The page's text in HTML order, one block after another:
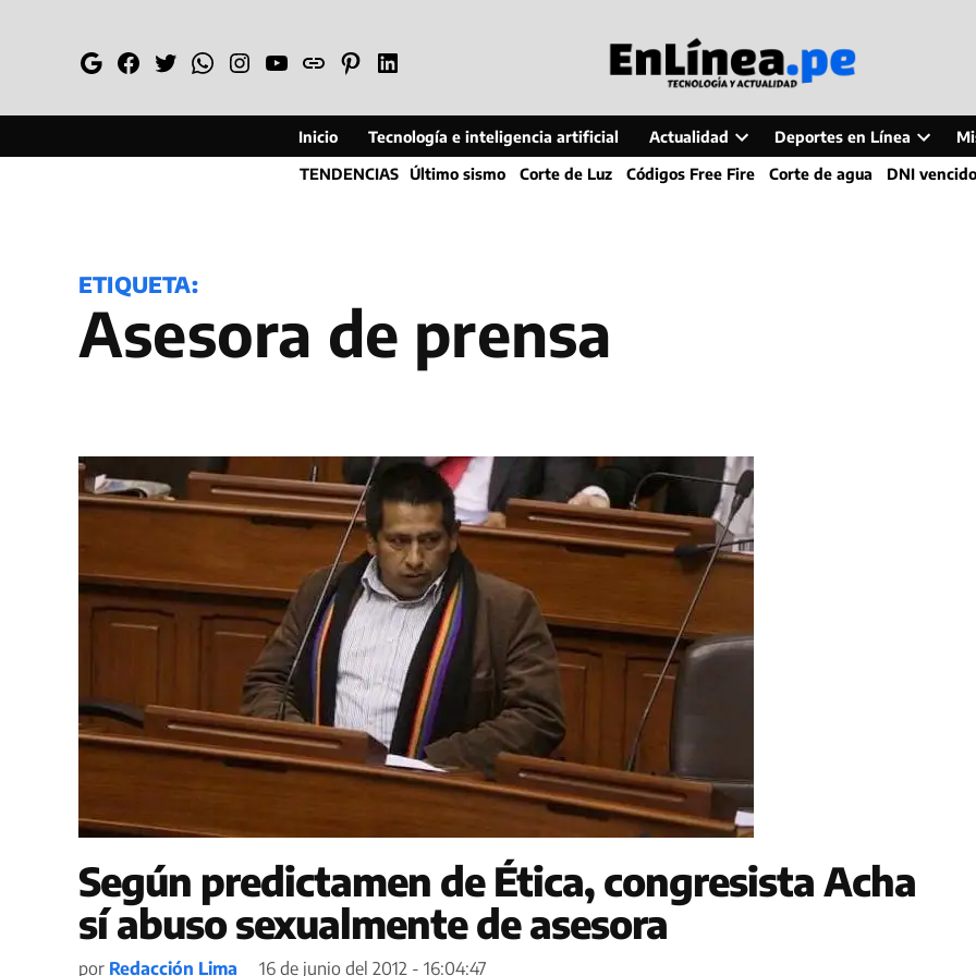
GoogleFacebook
TwitterWhatsapp
Instagram
YouTube
WebPinterestLinkedin
Inicio Tecnología e inteligencia artificial Actualidad
Open
dropdown
Deportes en Línea
Open
dropdown
TENDENCIAS Último sismo Corte de Luz Códigos Free Fire Corte de agua DNI vencido
ETIQUETA:
Asesora de prensa
Según predictamen de Ética, congresista Acha
sí abuso sexualmente de asesora
por Redacción Lima 16 de junio del 2012 - 16:04:47